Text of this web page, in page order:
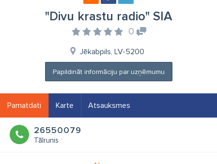
"Divu krastu radio" SIA
0
Jēkabpils, LV-5200
Papildināt informāciju par uzņēmumu
Pamatdati Karte Atsauksmes
26550079
Tālrunis